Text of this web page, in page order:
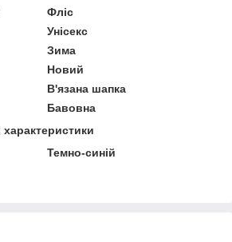
Фліс
Унісекс
Зима
Новий
В'язана шапка
Бавовна
Темно-синій